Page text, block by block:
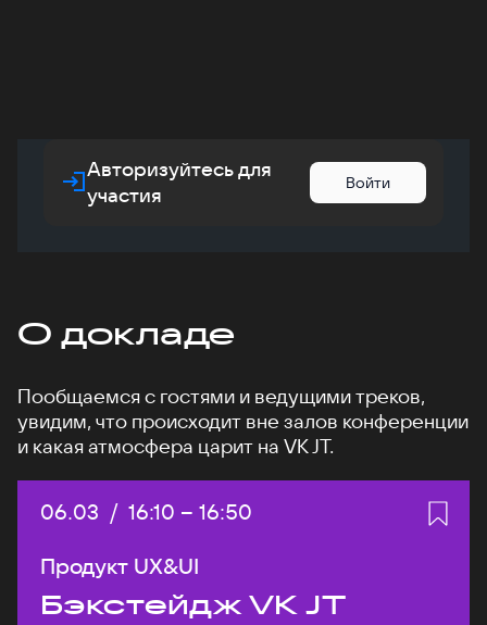
Авторизуйтесь для
участия
Войти
О докладе
Пообщаемся с гостями и ведущими треков,
увидим, что происходит вне залов конференции
и какая атмосфера царит на VK JT.
Дата:
06.03 / Начало:
16:10 – Конец:
16:50
Продукт UX&UI
Бэкстейдж VK JT